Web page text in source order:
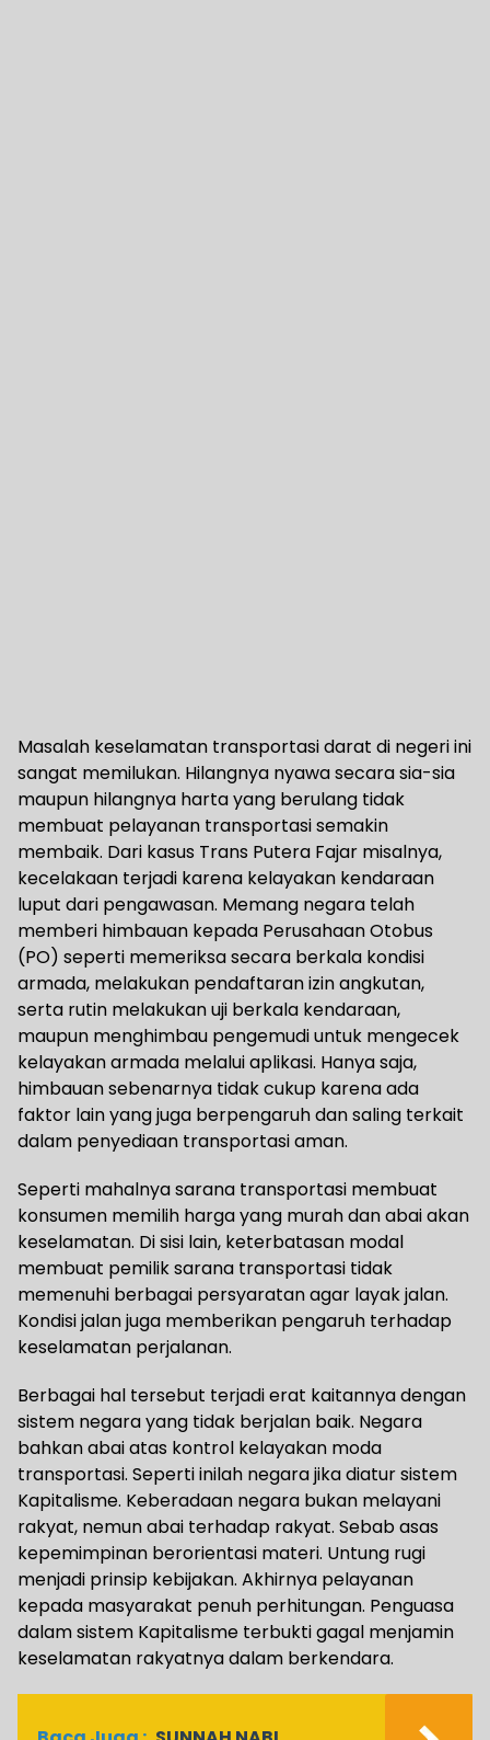
Masalah keselamatan transportasi darat di negeri ini
sangat memilukan. Hilangnya nyawa secara sia-sia
maupun hilangnya harta yang berulang tidak
membuat pelayanan transportasi semakin
membaik. Dari kasus Trans Putera Fajar misalnya,
kecelakaan terjadi karena kelayakan kendaraan
luput dari pengawasan. Memang negara telah
memberi himbauan kepada Perusahaan Otobus
(PO) seperti memeriksa secara berkala kondisi
armada, melakukan pendaftaran izin angkutan,
serta rutin melakukan uji berkala kendaraan,
maupun menghimbau pengemudi untuk mengecek
kelayakan armada melalui aplikasi. Hanya saja,
himbauan sebenarnya tidak cukup karena ada
faktor lain yang juga berpengaruh dan saling terkait
dalam penyediaan transportasi aman.
Seperti mahalnya sarana transportasi membuat
konsumen memilih harga yang murah dan abai akan
keselamatan. Di sisi lain, keterbatasan modal
membuat pemilik sarana transportasi tidak
memenuhi berbagai persyaratan agar layak jalan.
Kondisi jalan juga memberikan pengaruh terhadap
keselamatan perjalanan.
Berbagai hal tersebut terjadi erat kaitannya dengan
sistem negara yang tidak berjalan baik. Negara
bahkan abai atas kontrol kelayakan moda
transportasi. Seperti inilah negara jika diatur sistem
Kapitalisme. Keberadaan negara bukan melayani
rakyat, nemun abai terhadap rakyat. Sebab asas
kepemimpinan berorientasi materi. Untung rugi
menjadi prinsip kebijakan. Akhirnya pelayanan
kepada masyarakat penuh perhitungan. Penguasa
dalam sistem Kapitalisme terbukti gagal menjamin
keselamatan rakyatnya dalam berkendara.